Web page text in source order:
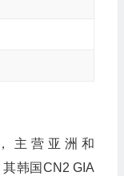
主营亚洲和
其韩国CN2 GIA